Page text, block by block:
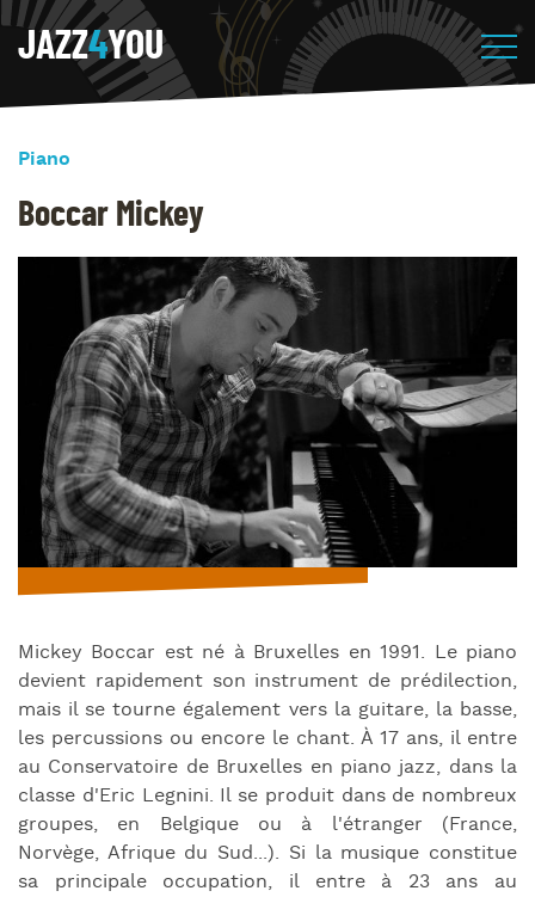
JAZZ4YOU
Piano
Boccar Mickey
Mickey Boccar est né à Bruxelles en 1991. Le piano
devient rapidement son instrument de prédilection,
mais il se tourne également vers la guitare, la basse,
les percussions ou encore le chant. À 17 ans, il entre
au Conservatoire de Bruxelles en piano jazz, dans la
classe d'Eric Legnini. Il se produit dans de nombreux
groupes, en Belgique ou à l'étranger (France,
Norvège, Afrique du Sud...). Si la musique constitue
sa principale occupation, il entre à 23 ans au